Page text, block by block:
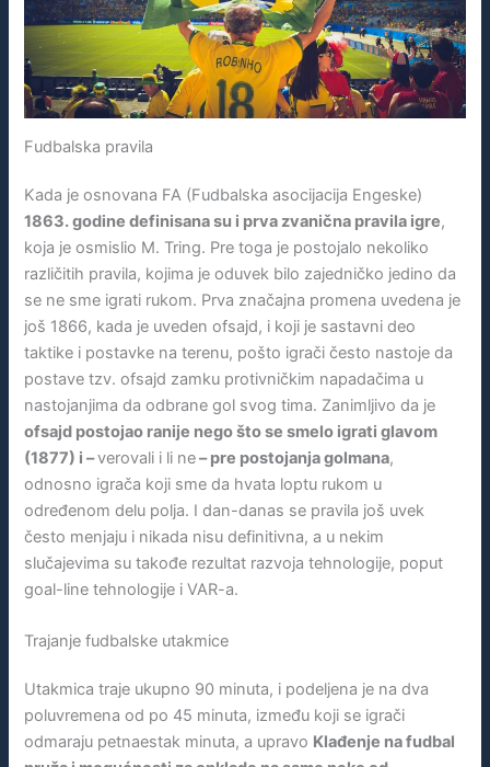
Fudbalska pravila
Kada je osnovana FA (Fudbalska asocijacija Engeske)
1863. godine definisana su i prva zvanična pravila igre,
koja je osmislio M. Tring. Pre toga je postojalo nekoliko
različitih pravila, kojima je oduvek bilo zajedničko jedino da
se ne sme igrati rukom. Prva značajna promena uvedena je
još 1866, kada je uveden ofsajd, i koji je sastavni deo
taktike i postavke na terenu, pošto igrači često nastoje da
postave tzv. ofsajd zamku protivničkim napadačima u
nastojanjima da odbrane gol svog tima. Zanimljivo da je
ofsajd postojao ranije nego što se smelo igrati glavom
(1877) i –verovali i li ne– pre postojanja golmana,
odnosno igrača koji sme da hvata loptu rukom u
određenom delu polja. I dan-danas se pravila još uvek
često menjaju i nikada nisu definitivna, a u nekim
slučajevima su takođe rezultat razvoja tehnologije, poput
goal-line tehnologije i VAR-a.
Trajanje fudbalske utakmice
Utakmica traje ukupno 90 minuta, i podeljena je na dva
poluvremena od po 45 minuta, između koji se igrači
odmaraju petnaestak minuta, a upravo Klađenje na fudbal